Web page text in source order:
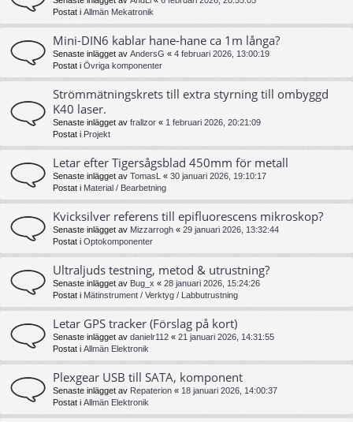
Postat i Allmän Mekatronik
Mini-DIN6 kablar hane-hane ca 1m långa?
Senaste inlägget av AndersG « 4 februari 2026, 13:00:19
Postat i Övriga komponenter
Strömmätningskrets till extra styrning till ombyggd
K40 laser.
Senaste inlägget av frallzor « 1 februari 2026, 20:21:09
Postat i Projekt
Letar efter Tigersågsblad 450mm för metall
Senaste inlägget av TomasL « 30 januari 2026, 19:10:17
Postat i Material / Bearbetning
Kvicksilver referens till epifluorescens mikroskop?
Senaste inlägget av Mizzarrogh « 29 januari 2026, 13:32:44
Postat i Optokomponenter
Ultraljuds testning, metod & utrustning?
Senaste inlägget av Bug_x « 28 januari 2026, 15:24:26
Postat i Mätinstrument / Verktyg / Labbutrustning
Letar GPS tracker (Förslag på kort)
Senaste inlägget av danielr112 « 21 januari 2026, 14:31:55
Postat i Allmän Elektronik
Plexgear USB till SATA, komponent
Senaste inlägget av Repaterion « 18 januari 2026, 14:00:37
Postat i Allmän Elektronik